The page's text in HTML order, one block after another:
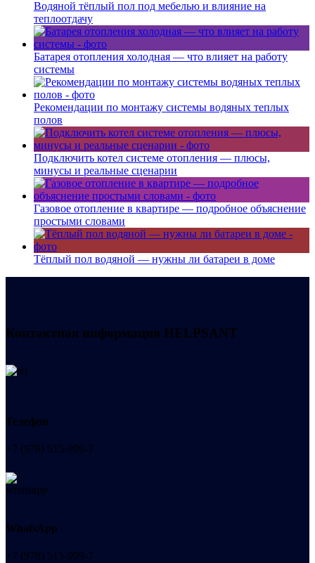
Водяной тёплый пол под мебелью и влияние на
теплоотдачу
Батарея отопления холодная — что влияет на работу
системы
Рекомендации по монтажу системы водяных теплых
полов
Подключить котел системе отопления — плюсы,
минусы и реальные сценарии
Газовое отопление в квартире — подробное объяснение
простыми словами
Тёплый пол водяной — нужны ли батареи в доме
Контактная информация HELPSANT
Телефон
+7 (978) 515-999-7
WhatsApp
+7 (978) 515-999-7